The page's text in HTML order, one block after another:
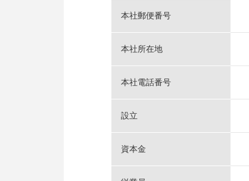
本社郵便番号
本社所在地
本社電話番号
設立
資本金